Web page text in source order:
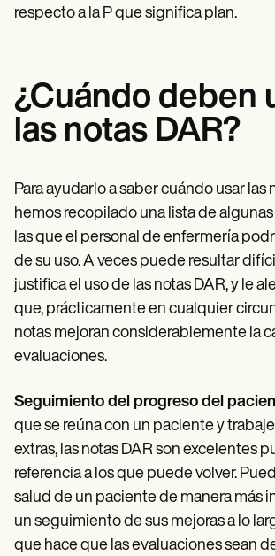
respecto a la P que significa plan.
¿Cuándo deben
las notas DAR?
Para ayudarlo a saber cuándo usar las
hemos recopilado una lista de
las que el personal de enfermería
de su uso. A veces puede resultar
justifica el uso de las notas DAR, y le
que, prácticamente en cualquier
notas mejoran considerablemente la
evaluaciones.
Seguimiento del progreso del
que se reúna con un paciente y
extras, las notas DAR son excelentes
referencia a los que puede volver.
salud de un paciente de manera más
un seguimiento de sus mejoras a lo
que hace que las evaluaciones sean